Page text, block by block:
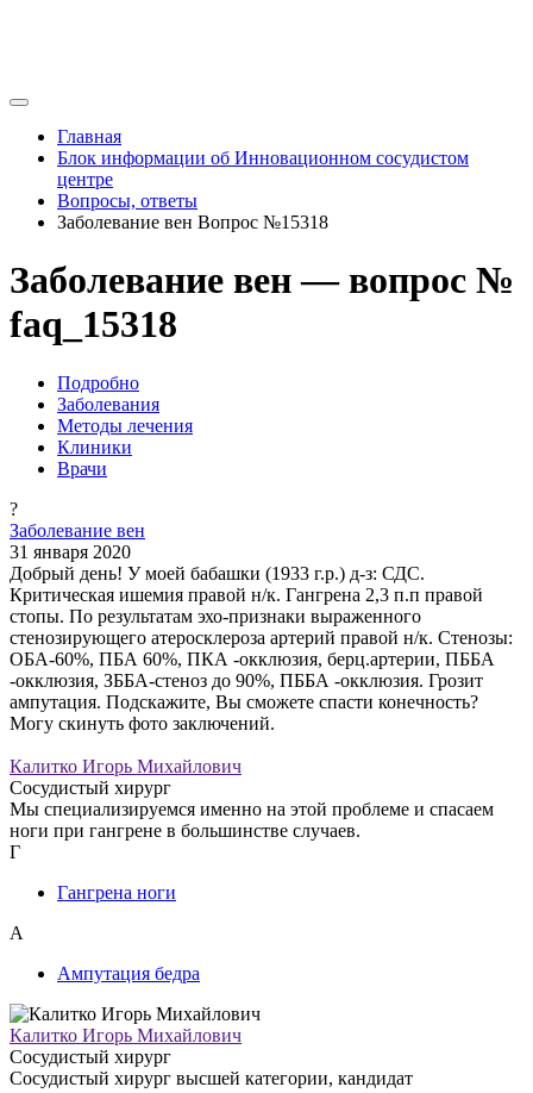
Главная
Блок информации об Инновационном сосудистом
центре
Вопросы, ответы
Заболевание вен Вопрос №15318
Заболевание вен — вопрос №
faq_15318
Подробно
Заболевания
Методы лечения
Клиники
Врачи
?
Заболевание вен
31 января 2020
Добрый день! У моей бабашки (1933 г.р.) д-з: СДС.
Критическая ишемия правой н/к. Гангрена 2,3 п.п правой
стопы. По результатам эхо-признаки выраженного
стенозирующего атеросклероза артерий правой н/к. Стенозы:
ОБА-60%, ПБА 60%, ПКА -окклюзия, берц.артерии, ПББА
-окклюзия, ЗББА-стеноз до 90%, ПББА -окклюзия. Грозит
ампутация. Подскажите, Вы сможете спасти конечность?
Могу скинуть фото заключений.
Калитко Игорь Михайлович
Сосудистый хирург
Мы специализируемся именно на этой проблеме и спасаем
ноги при гангрене в большинстве случаев.
Г
Гангрена ноги
А
Ампутация бедра
Калитко Игорь Михайлович
Сосудистый хирург
Сосудистый хирург высшей категории, кандидат